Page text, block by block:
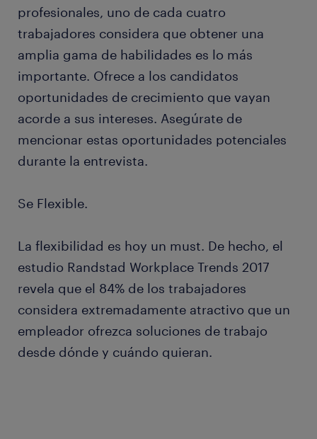
profesionales, uno de cada cuatro
trabajadores considera que obtener una
amplia gama de habilidades es lo más
importante. Ofrece a los candidatos
oportunidades de crecimiento que vayan
acorde a sus intereses. Asegúrate de
mencionar estas oportunidades potenciales
durante la entrevista.
Se Flexible.
La flexibilidad es hoy un must. De hecho, el
estudio Randstad Workplace Trends 2017
revela que el 84% de los trabajadores
considera extremadamente atractivo que un
empleador ofrezca soluciones de trabajo
desde dónde y cuándo quieran.